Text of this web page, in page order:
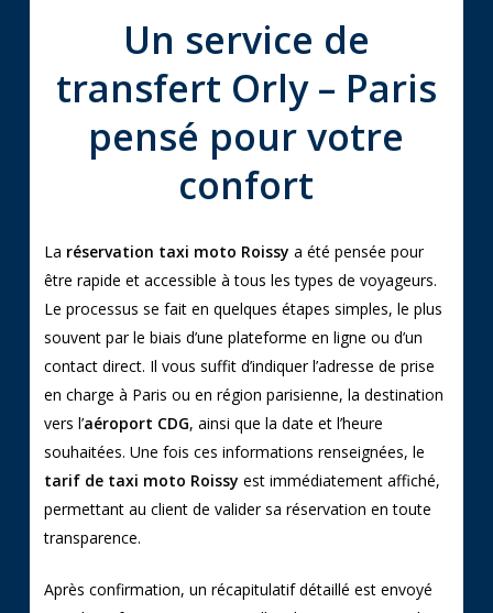
Un service de
transfert Orly – Paris
pensé pour votre
confort
La réservation taxi moto Roissya été pensée pour
être rapide et accessible à tous les types de voyageurs.
Le processus se fait en quelques étapes simples, le plus
souvent par le biais d’une plateforme en ligne ou d’un
contact direct. Il vous suffit d’indiquer l’adresse de prise
en charge à Paris ou en région parisienne, la destination
vers l’aéroport CDG, ainsi que la date et l’heure
souhaitées. Une fois ces informations renseignées, le
tarif de taxi moto Roissy est immédiatement affiché,
permettant au client de valider sa réservation en toute
transparence.
Après confirmation, un récapitulatif détaillé est envoyé